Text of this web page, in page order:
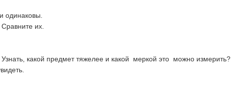
одинаковы.
их.
какой предмет тяжелее и какой меркой это можно измерить?